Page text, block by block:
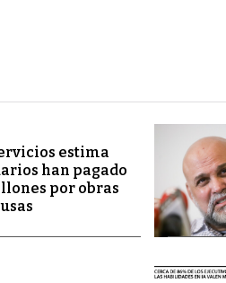
estima
han pagado
por obras